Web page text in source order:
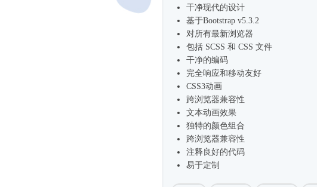
干净现代的设计
基于Bootstrap v5.3.2
对所有最新浏览器
包括 SCSS 和 CSS 文件
干净的编码
完全响应和移动友好
CSS3动画
跨浏览器兼容性
文本动画效果
独特的颜色组合
跨浏览器兼容性
注释良好的代码
易于定制